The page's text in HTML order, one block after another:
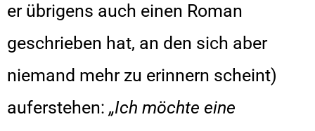
er übrigens auch einen Roman
geschrieben hat, an den sich aber
niemand mehr zu erinnern scheint)
auferstehen: „Ich möchte eine